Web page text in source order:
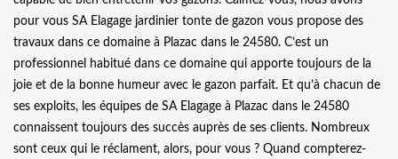
pour vous SA Elagage jardinier tonte de gazon vous propose des
travaux dans ce domaine à Plazac dans le 24580. C’est un
professionnel habitué dans ce domaine qui apporte toujours de la
joie et de la bonne humeur avec le gazon parfait. Et qu’à chacun de
ses exploits, les équipes de SA Elagage à Plazac dans le 24580
connaissent toujours des succès auprès de ses clients. Nombreux
sont ceux qui le réclament, alors, pour vous ? Quand compterez-